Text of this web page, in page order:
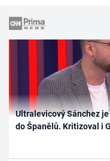
Ultralevicový Sánchez
do Španělů. Kritizoval i